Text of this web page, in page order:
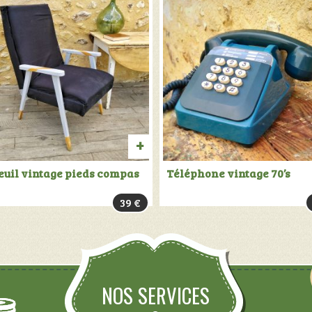
AJOUTER
PANIER
vintage pieds compas
39 €
Téléphone vintage 70’s
NOS SERVICES